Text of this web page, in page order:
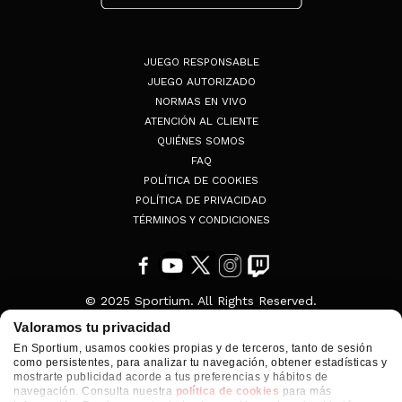
Valoramos tu privacidad
En Sportium, usamos cookies propias y de terceros, tanto de sesión
como persistentes, para analizar tu navegación, obtener estadísticas y
mostrarte publicidad acorde a tus preferencias y hábitos de
navegación. Consulta nuestra política de cookies para más
JUEGO RESPONSABLE
JUEGO AUTORIZADO
NORMAS EN VIVO
ATENCIÓN AL CLIENTE
QUIÉNES SOMOS
FAQ
POLÍTICA DE COOKIES
POLÍTICA DE PRIVACIDAD
TÉRMINOS Y CONDICIONES
© 2025 Sportium. All Rights Reserved.